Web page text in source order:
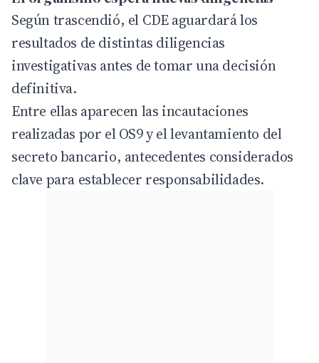
Según trascendió, el CDE aguardará los
resultados de distintas diligencias
investigativas antes de tomar una decisión
definitiva.
Entre ellas aparecen las incautaciones
realizadas por el OS9 y el levantamiento del
secreto bancario, antecedentes considerados
clave para establecer responsabilidades.